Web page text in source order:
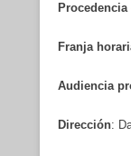
Franja
Audiencia
Dirección: